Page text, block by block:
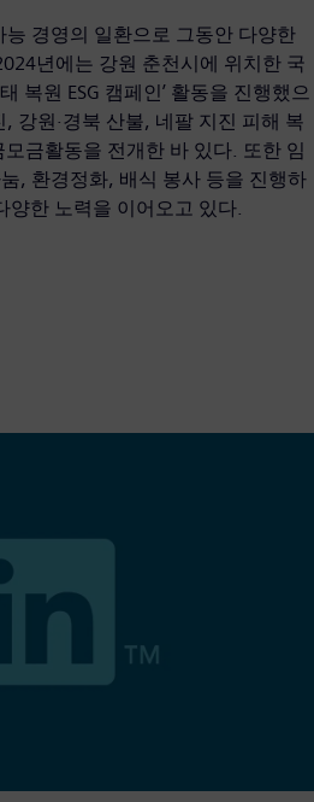
경영의 일환으로 그동안 다양한
년에는 강원 춘천시에 위치한 국
복원 ESG 캠페인’ 활동을 진행했으
강원·경북 산불, 네팔 지진 피해 복
금활동을 전개한 바 있다. 또한 임
, 환경정화, 배식 봉사 등을 진행하
양한 노력을 이어오고 있다.